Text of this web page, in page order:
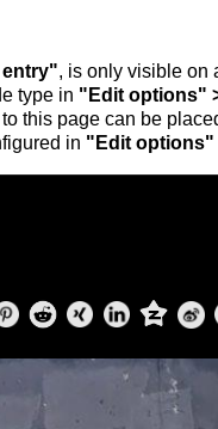
entry", is only visible on
type in "Edit options"
this page can be
in "Edit options"